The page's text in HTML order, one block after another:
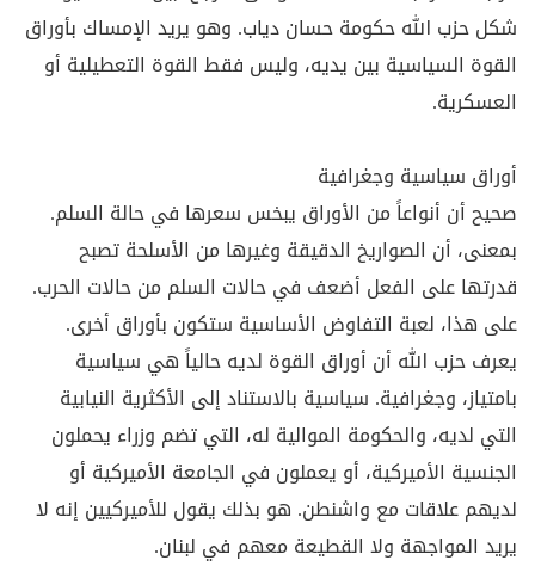
شكل حزب الله حكومة حسان دياب. وهو يريد الإمساك بأوراق
القوة السياسية بين يديه، وليس فقط القوة التعطيلية أو
العسكرية.
أوراق سياسية وجغرافية
صحيح أن أنواعاً من الأوراق يبخس سعرها في حالة السلم.
بمعنى، أن الصواريخ الدقيقة وغيرها من الأسلحة تصبح
قدرتها على الفعل أضعف في حالات السلم من حالات الحرب.
على هذا، لعبة التفاوض الأساسية ستكون بأوراق أخرى.
يعرف حزب الله أن أوراق القوة لديه حالياً هي سياسية
بامتياز، وجغرافية. سياسية بالاستناد إلى الأكثرية النيابية
التي لديه، والحكومة الموالية له، التي تضم وزراء يحملون
الجنسية الأميركية، أو يعملون في الجامعة الأميركية أو
لديهم علاقات مع واشنطن. هو بذلك يقول للأميركيين إنه لا
يريد المواجهة ولا القطيعة معهم في لبنان.